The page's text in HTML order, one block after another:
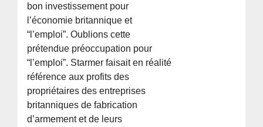
bon investissement pour
l’économie britannique et
“l’emploi”. Oublions cette
prétendue préoccupation pour
“l’emploi”. Starmer faisait en réalité
référence aux profits des
propriétaires des entreprises
britanniques de fabrication
d’armement et de leurs